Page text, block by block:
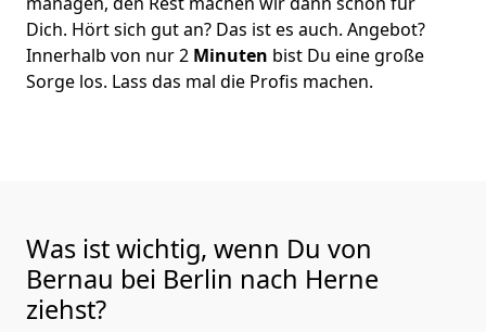
Dich. Hört sich gut an? Das ist es auch. Angebot?
Innerhalb von nur 2 Minuten bist Du eine große
Sorge los. Lass das mal die Profis machen.
Was ist wichtig, wenn Du von
Bernau bei Berlin nach Herne
ziehst?